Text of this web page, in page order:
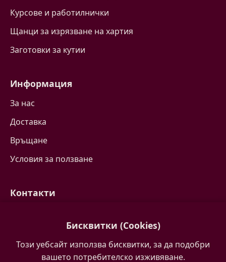
Курсове и работилнички
Щанци за изрязване на хартия
Заготовки за кутии
Информация
За нас
Доставка
Връщане
Условия за ползване
Контакти
Често задавани въпроси
Партньори
Бисквитки (Cookies)
Този уебсайт използва бисквитки, за да подобри
вашето потребителско изживяване.